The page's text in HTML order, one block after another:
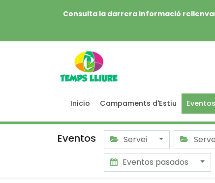
Consulta la darrera informació
Inicio Campaments d'Estiu Eventos
Eventos Servei
Eventos pasados